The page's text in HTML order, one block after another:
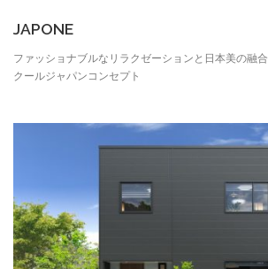
JAPONE
ファッショナブルなリラクゼーションと日本美の融合
クールジャパンコンセプト